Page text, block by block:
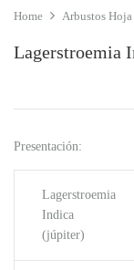
Home Arbustos
Lagerstroemia
Presentación:
Lagerstroemia
Indica
(júpiter)